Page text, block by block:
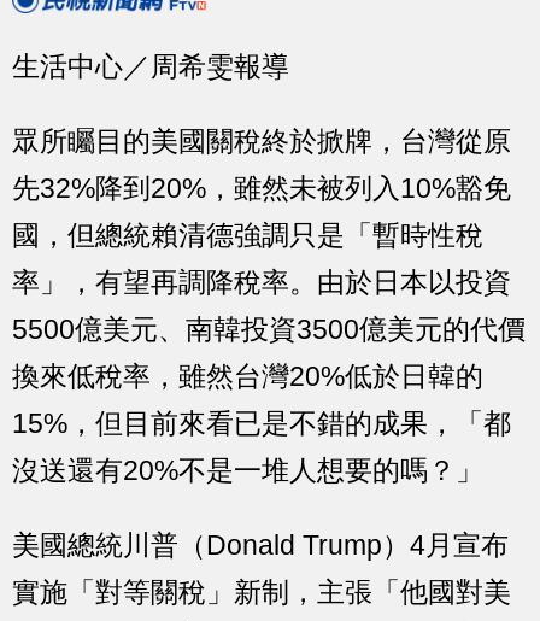
生活中心／周希雯報導
眾所矚目的美國關稅終於掀牌，台灣從原
先32%降到20%，雖然未被列入10%豁免
國，但總統賴清德強調只是「暫時性稅
率」，有望再調降稅率。由於日本以投資
5500億美元、南韓投資3500億美元的代價
換來低稅率，雖然台灣20%低於日韓的
15%，但目前來看已是不錯的成果，「都
沒送還有20%不是一堆人想要的嗎？」
美國總統川普（Donald Trump）4月宣布
實施「對等關稅」新制，主張「他國對美